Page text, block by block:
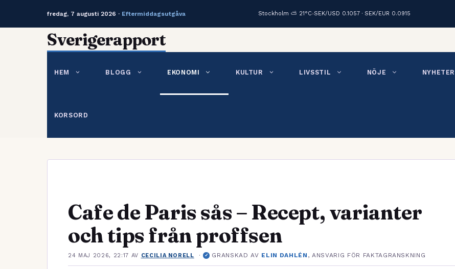
fredag, 7 augusti 2026 · Eftermiddagsutgåva Stockholm ⛅ 21°C SEK/USD 0.1057 · SEK/EUR 0.0915
Sverigerapport
HEM BLOGG EKONOMI KULTUR LIVSSTIL NÖJE NYHETER
KORSORD
Cafe de Paris sås – Recept, varianter
och tips från proffsen
24 MAJ 2026, 22:17 AV CECILIA NORELL · ✓ GRANSKAD AV ELIN DAHLÉN , ANSVARIG FÖR FAKTAGRANSKNING